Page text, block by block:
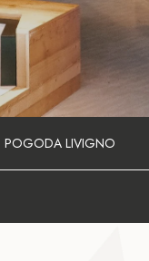
POGODA LIVIGNO